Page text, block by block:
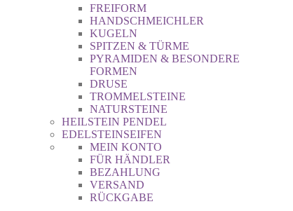
FREIFORM
HANDSCHMEICHLER
KUGELN
SPITZEN & TÜRME
PYRAMIDEN & BESONDERE
FORMEN
DRUSE
TROMMELSTEINE
NATURSTEINE
HEILSTEIN PENDEL
EDELSTEINSEIFEN
MEIN KONTO
FÜR HÄNDLER
BEZAHLUNG
VERSAND
RÜCKGABE